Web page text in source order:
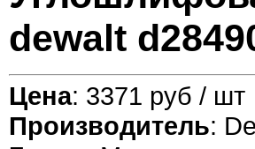
dewalt
Цена: 3371 руб / шт
Производитель: